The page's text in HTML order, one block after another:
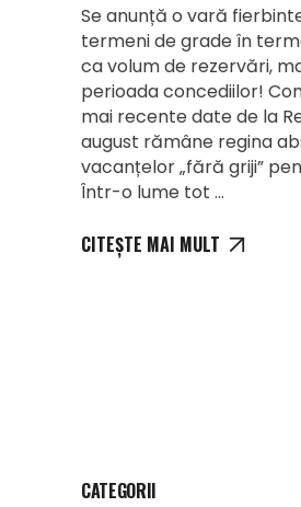
Se anunță o vară
termeni de grade în
ca volum de rezervări,
perioada concediilor!
mai recente date de la
august rămâne regina
vacanțelor „fără griji”
Într-o lume tot
CITEȘTE MAI MULT
CATEGORII